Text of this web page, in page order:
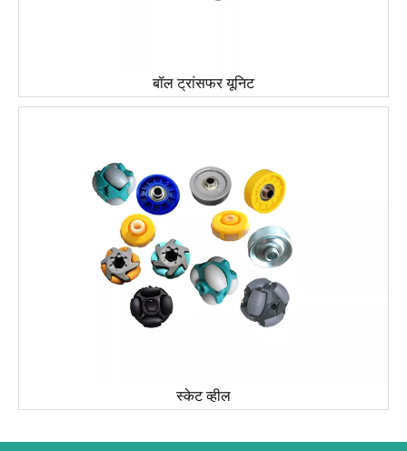
बॉल ट्रांसफर यूनिट
स्केट व्हील